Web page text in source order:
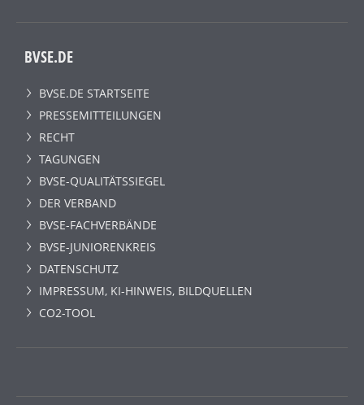
BVSE.DE
BVSE.DE STARTSEITE
PRESSEMITTEILUNGEN
RECHT
TAGUNGEN
BVSE-QUALITÄTSSIEGEL
DER VERBAND
BVSE-FACHVERBÄNDE
BVSE-JUNIORENKREIS
DATENSCHUTZ
IMPRESSUM, KI-HINWEIS, BILDQUELLEN
CO2-TOOL